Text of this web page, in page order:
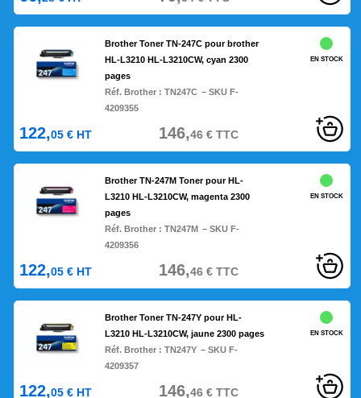
Brother Toner TN-247C pour brother
HL-L3210 HL-L3210CW, cyan 2300
pages
Réf. Brother :TN247C – SKU F-
4209355
EN STOCK
122,05 € HT 146,46€TTC
Brother TN-247M Toner pour HL-
L3210 HL-L3210CW, magenta 2300
pages
Réf. Brother :TN247M – SKU F-
4209356
EN STOCK
122,05 € HT 146,46€TTC
Brother Toner TN-247Y pour HL-
L3210 HL-L3210CW, jaune 2300 pages
Réf. Brother :TN247Y – SKU F-
4209357
EN STOCK
122,05 € HT 146,46€TTC